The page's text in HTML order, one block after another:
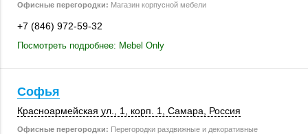
Офисные перегородки: Магазин корпусной мебели
+7 (846) 972-59-32
Посмотреть подробнее: Mebel Only
Софья
Красноармейская ул., 1, корп. 1 Самара Россия
Офисные перегородки: Перегородки раздвижные и декоративные